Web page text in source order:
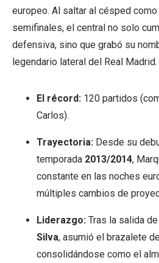
europeo. Al saltar al césped
semifinales, el central no solo
defensiva, sino que grabó su
legendario lateral del Real Madrid.
El récord: 120 partidos
Carlos).
Trayectoria: Desde su
temporada 2013/2014,
constante en las noches
múltiples cambios de
Liderazgo: Tras la salida
Silva, asumió el brazalete
consolidándose como el